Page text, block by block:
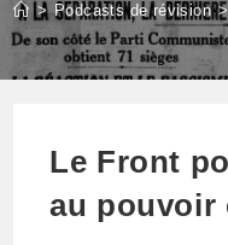
> Podcasts de révision >
Le Front
au pouvoir